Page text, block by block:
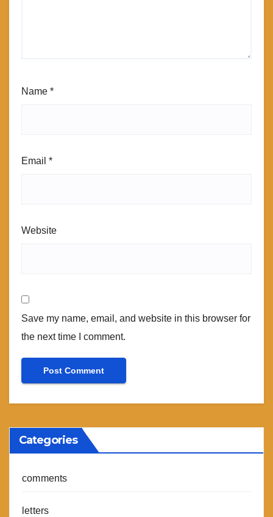
Name *
Email *
Website
Save my name, email, and website in this browser for
the next time I comment.
Categories
comments
letters